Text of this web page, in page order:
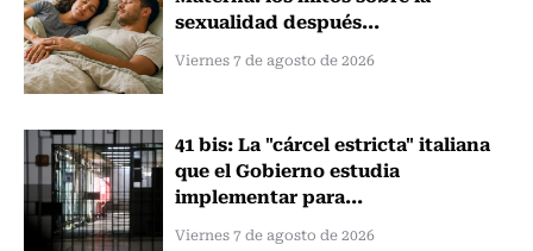
sexualidad después...
Viernes 7 de agosto de 2026
41 bis: La "cárcel estricta" italiana
que el Gobierno estudia
implementar para...
Viernes 7 de agosto de 2026